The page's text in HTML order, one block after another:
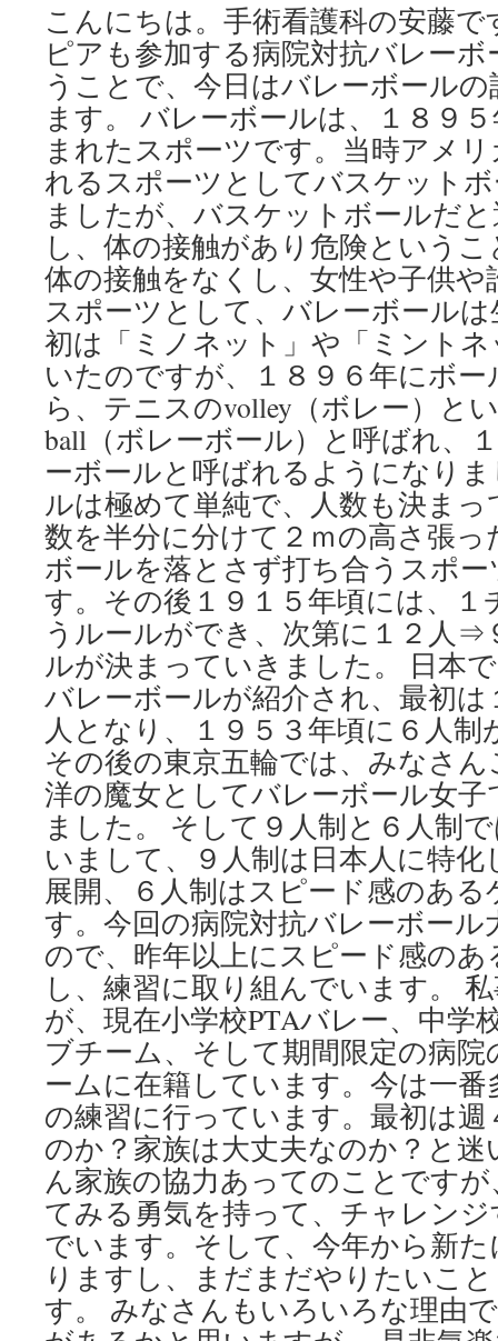
こんにちは。手術看護科の安藤
ピアも参加する病院対抗バレー
うことで、今日はバレーボール
ます。 バレーボールは、１８９
まれたスポーツです。当時アメ
れるスポーツとしてバスケット
ましたが、バスケットボールだ
し、体の接触があり危険という
体の接触をなくし、女性や子供
スポーツとして、バレーボール
初は「ミノネット」や「ミント
いたのですが、１８９６年にボ
ら、テニスのvolley（ボレー）と
ball（ボレーボール）と呼ばれ、
ーボールと呼ばれるようになり
ルは極めて単純で、人数も決ま
数を半分に分けて２ｍの高さ張
ボールを落とさず打ち合うスポ
す。その後１９１５年頃には、１
うルールができ、次第に１２人
ルが決まっていきました。 日本
バレーボールが紹介され、最初
人となり、１９５３年頃に６人
その後の東京五輪では、みなさ
洋の魔女としてバレーボール女
ました。 そして９人制と６人制
いまして、９人制は日本人に特
展開、６人制はスピード感のあ
す。今回の病院対抗バレーボール
ので、昨年以上にスピード感の
し、練習に取り組んでいます。
が、現在小学校PTAバレー、中学
ブチーム、そして期間限定の病
ームに在籍しています。今は一番
の練習に行っています。最初は
のか？家族は大丈夫なのか？と
ん家族の協力あってのことです
てみる勇気を持って、チャレン
でいます。そして、今年から新
りますし、まだまだやりたいこ
す。 みなさんもいろいろな理由